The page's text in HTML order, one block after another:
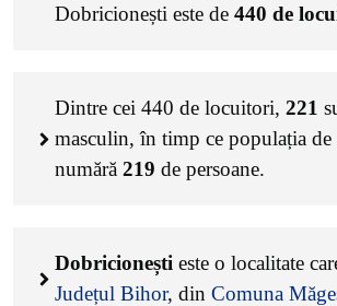
Dobricionești este de 440 de
Dintre cei 440 de locuitori, 221
masculin, în timp ce populația
numără 219 de persoane.
Dobricionești este o localitate
Județul Bihor, din Comuna